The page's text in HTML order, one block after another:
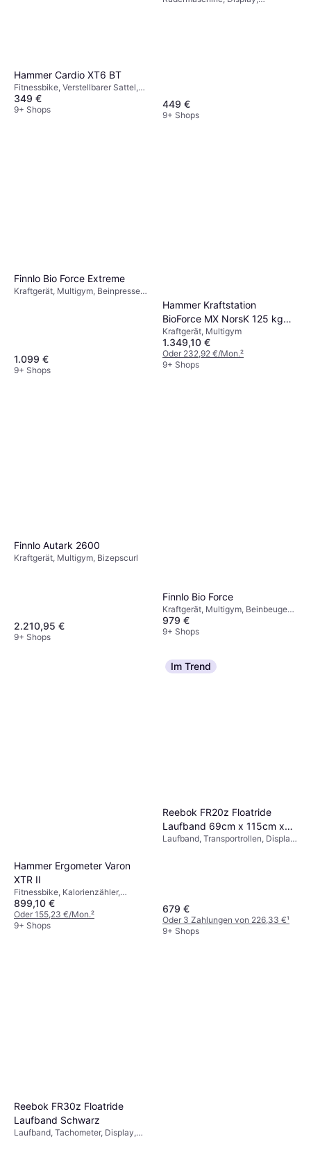
Hammer Cardio XT6 BT
Fitnessbike, Verstellbarer Sattel,
Tachometer, Kalorienzähler,
Ergometer, Körperfettmessgerät,
349 €
9+ Shops 449 €
9+ Shops
Finnlo Bio Force Extreme
Kraftgerät, Multigym, Beinpresse,
1.099 €
9+ Shops
Hammer Kraftstation
BioForce MX NorsK 125 kg
Zuggewicht
Kraftgerät, Multigym
1.349,10 €
Oder 232,92 €/Mon.²
9+ Shops
Finnlo Autark 2600
Kraftgerät, Multigym, Bizepscurl
2.210,95 €
9+ Shops
Finnlo Bio Force
Kraftgerät, Multigym, Beinbeugen,
Bankpresse, Seitheben,
Bizepscurl, Latziehen
979 €
9+ Shops
Hammer Ergometer Varon
XTR II
Fitnessbike, Kalorienzähler,
Display, Pulsmesser
899,10 €
Oder 155,23 €/Mon.²
9+ Shops
Im Trend
Reebok FR20z Floatride
Laufband 69cm x 115cm x
177cm
Laufband, Transportrollen, Display,
679 €
Oder 3 Zahlungen von 226,33 €¹
9+ Shops
Reebok FR30z Floatride
Laufband Schwarz
Laufband, Tachometer, Display,